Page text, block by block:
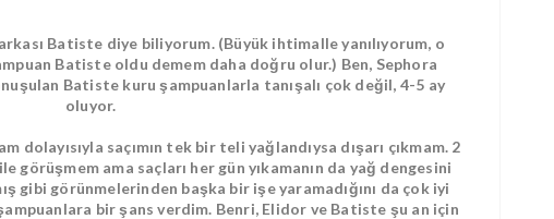
Batiste diye biliyorum. (Büyük ihtimalle yanılıyorum, o
Batiste oldu demem daha doğru olur.) Ben, Sephora
Batiste kuru şampuanlarla tanışalı çok değil, 4-5 ay
oluyor.
dolayısıyla saçımın tek bir teli yağlandıysa dışarı çıkmam. 2
görüşmem ama saçları her gün yıkamanın da yağ dengesini
gibi görünmelerinden başka bir işe yaramadığını da çok iyi
bir şans verdim. Benri, Elidor ve Batiste şu an için